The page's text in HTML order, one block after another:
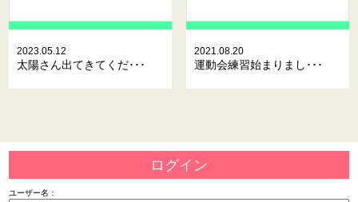
2023.05.12
太陽さん出てきてくだ･･･
2021.08.20
運動会練習始まりまし･･･
ログイン
ユーザー名：